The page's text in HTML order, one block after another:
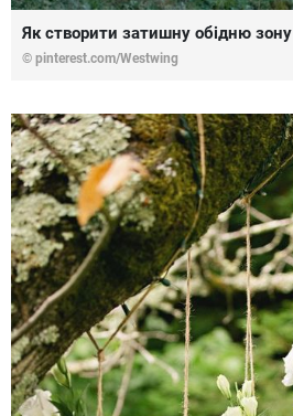
Як створити затишну обідню зону
© pinterest.com/Westwing